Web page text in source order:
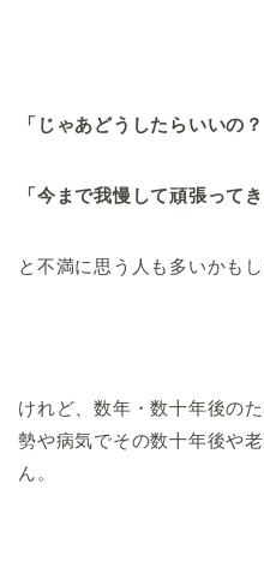
「じゃあどうしたらいいの？
「今まで我慢して頑張って
と不満に思う人も多いかもし
けれど、数年・数十年後の
勢や病気でその数十年後や
ん。